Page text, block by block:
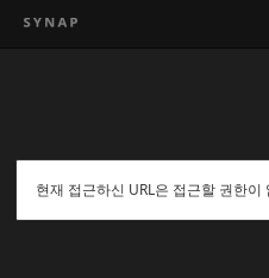
현재 접근하신 URL은 접근할 권한